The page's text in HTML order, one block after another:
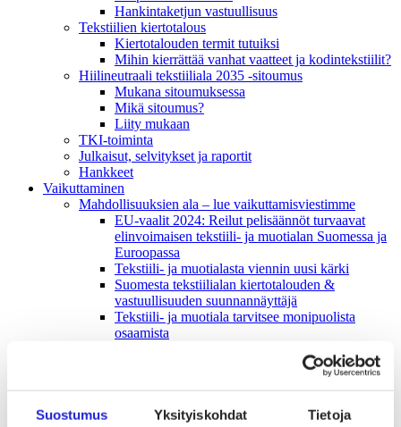
Suostumus Yksityiskohdat Tietoja
Hankintaketjun vastuullisuus
Tekstiilien kiertotalous
Kiertotalouden termit tutuiksi
Mihin kierrättää vanhat vaatteet ja kodintekstiilit?
Hiilineutraali tekstiiliala 2035 -sitoumus
Mukana sitoumuksessa
Mikä sitoumus?
Liity mukaan
TKI-toiminta
Julkaisut, selvitykset ja raportit
Hankkeet
Vaikuttaminen
Mahdollisuuksien ala – lue vaikuttamis­viestimme
EU-vaalit 2024: Reilut pelisäännöt turvaavat
elinvoimaisen tekstiili- ja muotialan Suomessa ja
Euroopassa
Tekstiili- ja muotialasta viennin uusi kärki
Suomesta tekstiilialan kiertotalouden &
vastuullisuuden suunnannäyttäjä
Tekstiili- ja muotiala tarvitsee monipuolista
osaamista
Luodaan kannusteet kuluttajan vihreään
EU-vaikuttaminen